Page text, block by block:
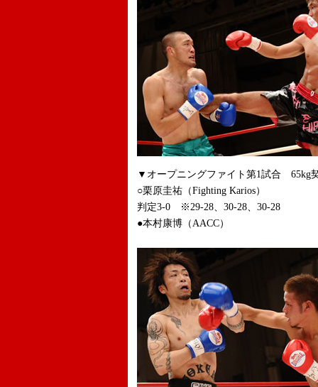
▼オープニングファイト第1試合
○栗原圭祐（Fighting Karios）
判定3-0 ※29-28、30-28、30-28
●本村康博（AACC）